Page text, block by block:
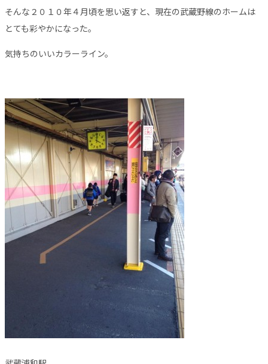
そんな２０１０年４月頃を思い返すと、現在の武蔵野線のホームは
とても彩やかになった。
気持ちのいいカラーライン。